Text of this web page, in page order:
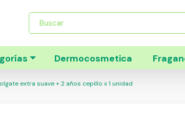
Búsqueda
productos
Dermocosmetica
extra suave + 2 años cepillo x 1 unidad